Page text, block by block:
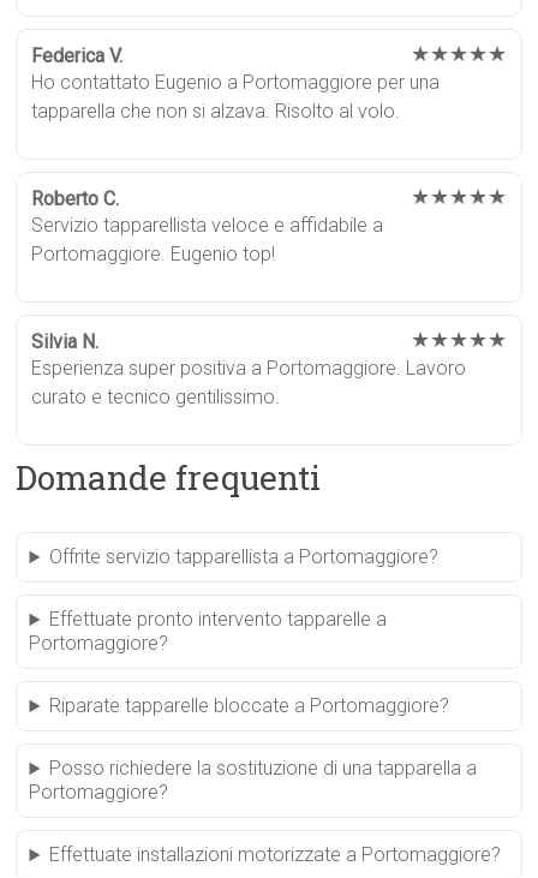
Federica V. ★★★★★
Ho contattato Eugenio a Portomaggiore per una
tapparella che non si alzava. Risolto al volo.
Roberto C. ★★★★★
Servizio tapparellista veloce e affidabile a
Portomaggiore. Eugenio top!
Silvia N. ★★★★★
Esperienza super positiva a Portomaggiore. Lavoro
curato e tecnico gentilissimo.
Domande frequenti
Offrite servizio tapparellista a Portomaggiore?
Effettuate pronto intervento tapparelle a
Portomaggiore?
Riparate tapparelle bloccate a Portomaggiore?
Posso richiedere la sostituzione di una tapparella a
Portomaggiore?
Effettuate installazioni motorizzate a Portomaggiore?